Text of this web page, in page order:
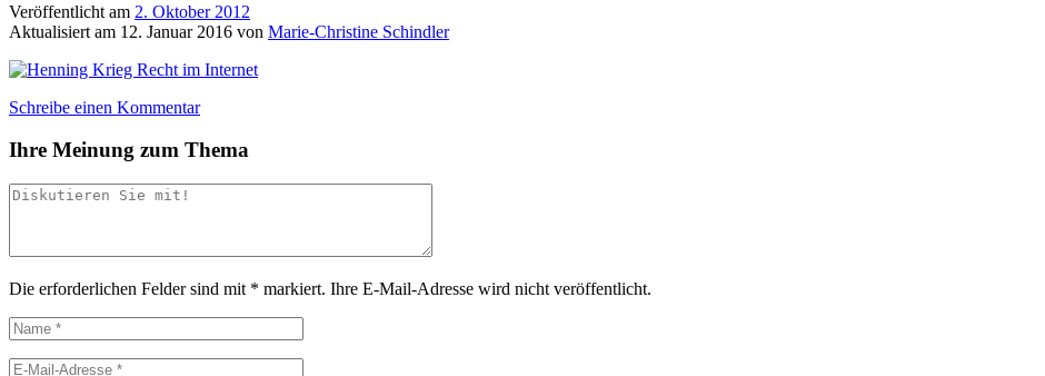
Veröffentlicht am 2. Oktober 2012
Aktualisiert am 12. Januar 2016 von Marie-Christine Schindler
Schreibe einen Kommentar
Ihre Meinung zum Thema
Die erforderlichen Felder sind mit * markiert. Ihre E-Mail-Adresse wird nicht veröffentlicht.